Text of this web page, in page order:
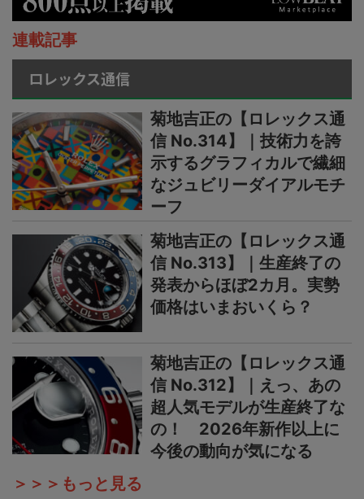
連載記事
ロレックス通信
菊地吉正の【ロレックス通
信 No.314】｜技術力を誇
示するグラフィカルで繊細
なジュビリーダイアルモチ
ーフ
菊地吉正の【ロレックス通
信 No.313】｜生産終了の
発表からほぼ2カ月。実勢
価格はいまおいくら？
菊地吉正の【ロレックス通
信 No.312】｜えっ、あの
超人気モデルが生産終了な
の！ 2026年新作以上に
今後の動向が気になる
＞＞＞もっと見る